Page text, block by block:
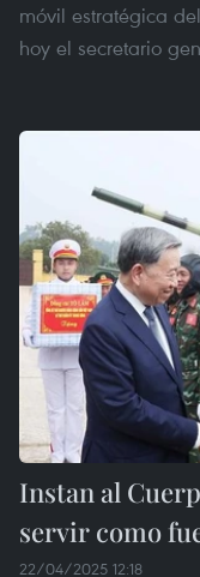
móvil estratégica
hoy el secretario
Instan al
servir como
22/04/2025 12:18